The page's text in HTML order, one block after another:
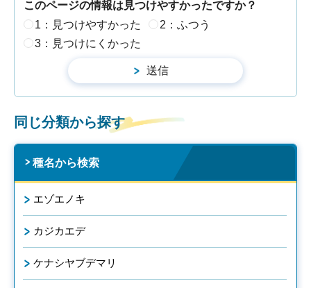
このページの情報は見つけやすかったですか？
1：見つけやすかった
2：ふつう
3：見つけにくかった
同じ分類から探す
種名から検索
エゾエノキ
カジカエデ
ケナシヤブデマリ